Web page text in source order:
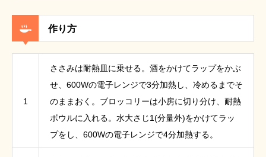
作り方
1
ささみは耐熱皿に乗せる。酒をかけてラップをかぶ
せ、600Wの電子レンジで3分加熱し、冷めるまでそ
のままおく。ブロッコリーは小房に切り分け、耐熱
ボウルに入れる。水大さじ1(分量外)をかけてラッ
プをし、600Wの電子レンジで4分加熱する。